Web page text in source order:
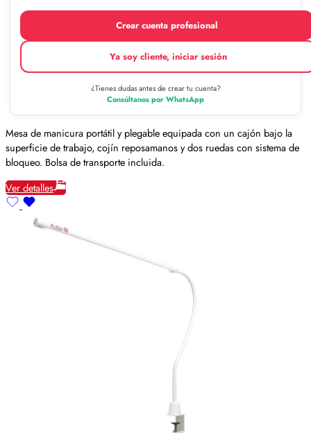
Crear cuenta profesional
Ya soy cliente, iniciar sesión
¿Tienes dudas antes de crear tu cuenta?
Consúltanos por WhatsApp
Mesa de manicura portátil y plegable equipada con un cajón bajo la
superficie de trabajo, cojín reposamanos y dos ruedas con sistema de
bloqueo. Bolsa de transporte incluida.
Ver detalles